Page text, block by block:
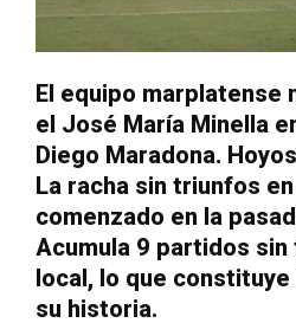
El equipo marplatense
el José María Minella
Diego Maradona.
La racha sin triunfos
comenzado en la
Acumula 9 partidos
local, lo que
su historia.